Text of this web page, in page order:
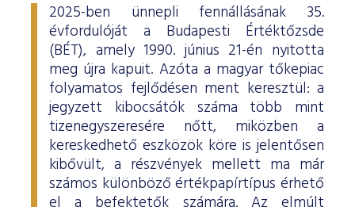
2025-ben ünnepli fennállásának 35.
évfordulóját a Budapesti Értéktőzsde
(BÉT), amely 1990. június 21-én nyitotta
meg újra kapuit. Azóta a magyar tőkepiac
folyamatos fejlődésen ment keresztül: a
jegyzett kibocsátók száma több mint
tizenegyszeresére nőtt, miközben a
kereskedhető eszközök köre is jelentősen
kibővült, a részvények mellett ma már
számos különböző értékpapírtípus érhető